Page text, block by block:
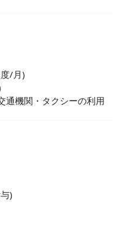
/月)
通機関・タクシーの利用
)